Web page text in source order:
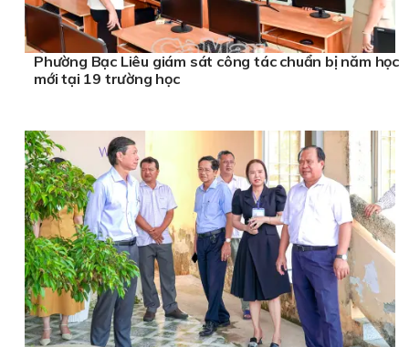
Phường Bạc Liêu giám sát công tác chuẩn bị năm học
mới tại 19 trường học